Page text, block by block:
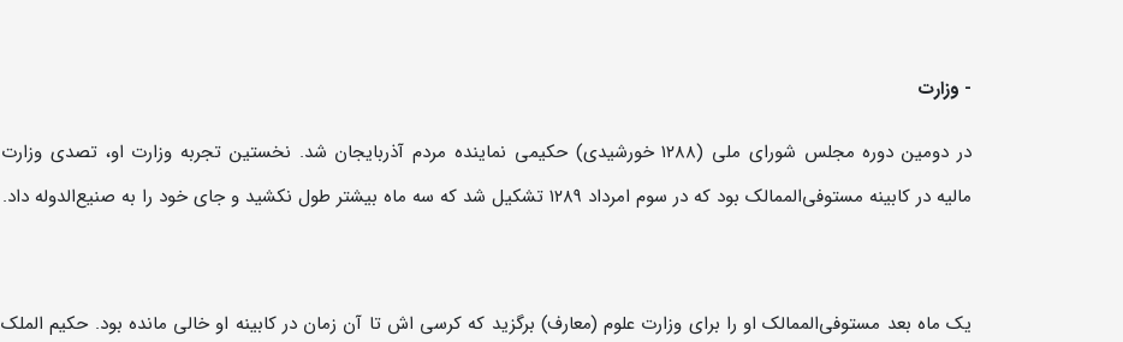
- وزارت
در دومین دوره مجلس شورای ملی (۱۲۸۸ خورشیدی) حکیمی نماینده مردم آذربایجان شد. نخستین تجربه وزارت او، تصدی وزارت
مالیه در کابینه مستوفی‌الممالک بود که در سوم امرداد ۱۲۸۹ تشکیل شد که سه ماه بیشتر طول نکشید و جای خود را به صنیع‌الدوله داد.
یک ماه بعد مستوفی‌الممالک او را برای وزارت علوم (معارف) برگزید که کرسی اش تا آن زمان در کابینه او خالی مانده بود. حکیم الملک